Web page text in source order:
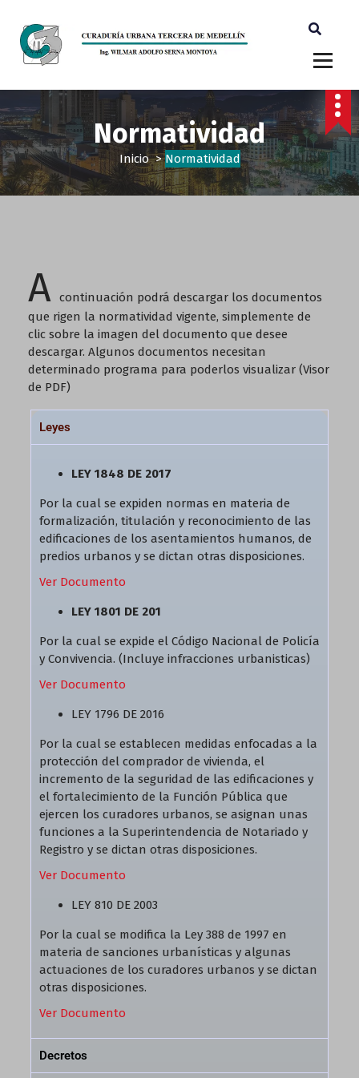
Normatividad
Inicio>Normatividad
A continuación podrá descargar los documentos
que rigen la normatividad vigente, simplemente de
clic sobre la imagen del documento que desee
descargar. Algunos documentos necesitan
determinado programa para poderlos visualizar (Visor
de PDF)
Leyes
LEY 1848 DE 2017
Por la cual se expiden normas en materia de
formalización, titulación y reconocimiento de las
edificaciones de los asentamientos humanos, de
predios urbanos y se dictan otras disposiciones.
Ver Documento
LEY 1801 DE 201
Por la cual se expide el Código Nacional de Policía
y Convivencia. (Incluye infracciones urbanisticas)
Ver Documento
LEY 1796 DE 2016
Por la cual se establecen medidas enfocadas a la
protección del comprador de vivienda, el
incremento de la seguridad de las edificaciones y
el fortalecimiento de la Función Pública que
ejercen los curadores urbanos, se asignan unas
funciones a la Superintendencia de Notariado y
Registro y se dictan otras disposiciones.
Ver Documento
LEY 810 DE 2003
Por la cual se modifica la Ley 388 de 1997 en
materia de sanciones urbanísticas y algunas
actuaciones de los curadores urbanos y se dictan
otras disposiciones.
Ver Documento
Decretos